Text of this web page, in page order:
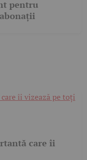
pentru
care îi